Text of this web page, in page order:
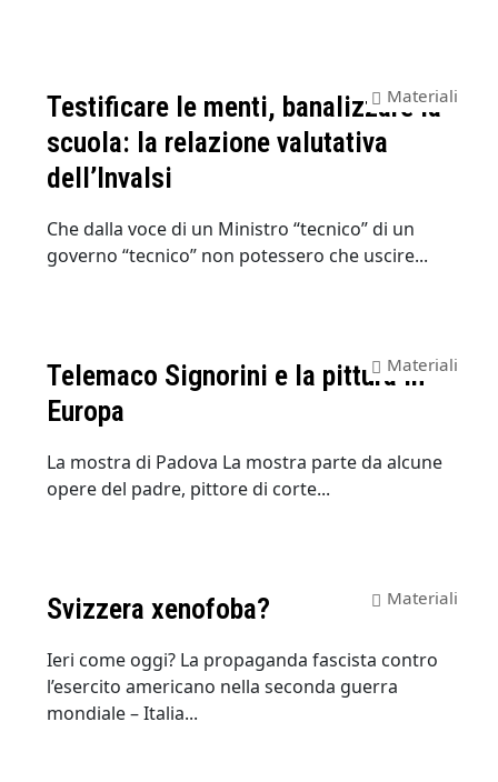
Testificare le menti, banalizzare la
scuola: la relazione valutativa
dell’Invalsi
Materiali
Che dalla voce di un Ministro “tecnico” di un
governo “tecnico” non potessero che uscire...
Telemaco Signorini e la pittura in
Europa
Materiali
La mostra di Padova La mostra parte da alcune
opere del padre, pittore di corte...
Svizzera xenofoba? Materiali
Ieri come oggi? La propaganda fascista contro
l’esercito americano nella seconda guerra
mondiale – Italia...